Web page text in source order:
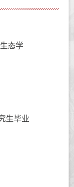
态学
生毕业